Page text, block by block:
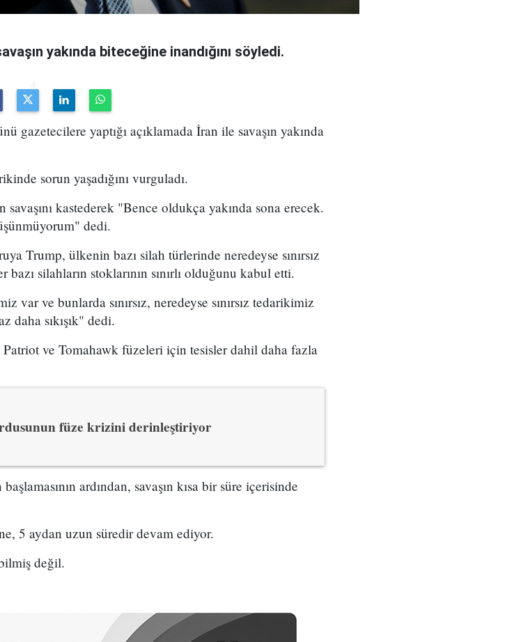
yakında biteceğine inandığını söyledi.
gazetecilere yaptığı açıklamada İran ile savaşın yakında
sorun yaşadığını vurguladı.
kastederek "Bence oldukça yakında sona erecek.
dedi.
Trump, ülkenin bazı silah türlerinde neredeyse sınırsız
silahların stoklarının sınırlı olduğunu kabul etti.
ve bunlarda sınırsız, neredeyse sınırsız tedarikimiz
daha sıkışık" dedi.
ve Tomahawk füzeleri için tesisler dahil daha fazla
füze krizini derinleştiriyor
ardından, savaşın kısa bir süre içerisinde
5 aydan uzun süredir devam ediyor.
değil.